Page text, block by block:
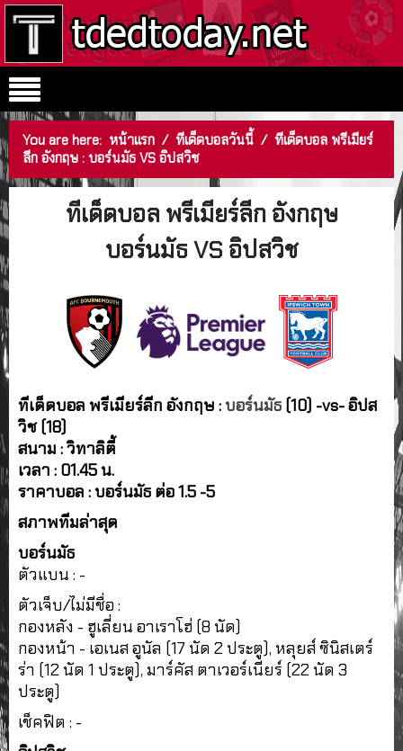
You are here: หน้าแรก / ทีเด็ดบอลวันนี้ / ทีเด็ดบอล พรีเมียร์
ลีก อังกฤษ : บอร์นมัธ VS อิปสวิช
ทีเด็ดบอล พรีเมียร์ลีก อังกฤษ
บอร์นมัธ VS อิปสวิช
ทีเด็ดบอล พรีเมียร์ลีก อังกฤษ :บอร์นมัธ (10) -vs- อิปส
วิช (18)
สนาม : วิทาลิตี้
เวลา : 01.45 น.
ราคาบอล : บอร์นมัธ ต่อ 1.5 -5
สภาพทีมล่าสุด
บอร์นมัธ
ตัวแบน : -
ตัวเจ็บ/ไม่มีชื่อ :
กองหลัง - ฮูเลี่ยน อาเราโฮ่ (8 นัด)
กองหน้า - เอเนส อูนัล (17 นัด 2 ประตู), หลุยส์ ซินิสเตร์
ร่า (12 นัด 1 ประตู), มาร์คัส ตาเวอร์เนียร์ (22 นัด 3
ประตู)
เช็คฟิต : -